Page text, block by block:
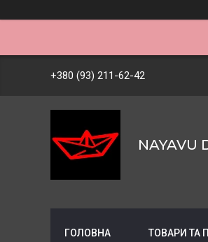
+380 (93) 211-62-42
ГОЛОВНА ТОВАРИ ТА